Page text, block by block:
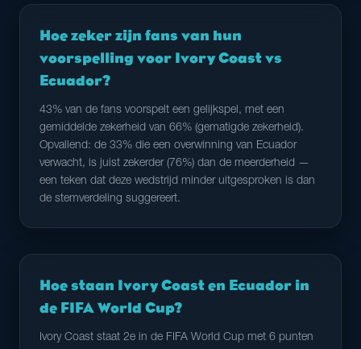
Hoe zeker zijn fans van hun
voorspelling voor Ivory Coast vs
Ecuador?
43% van de fans voorspelt een gelijkspel, met een
gemiddelde zekerheid van 66% (gematigde zekerheid).
Opvallend: de 33% die een overwinning van Ecuador
verwacht, is juist zekerder (76%) dan de meerderheid —
een teken dat deze wedstrijd minder uitgesproken is dan
de stemverdeling suggereert.
Hoe staan Ivory Coast en Ecuador in
de FIFA World Cup?
Ivory Coast staat 2e in de FIFA World Cup met 6 punten